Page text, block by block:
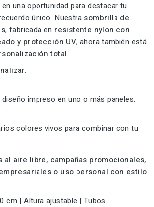
una oportunidad para destacar tu
único. Nuestra sombrilla de
, fabricada en resistente nylon con
y protección UV, ahora también está
total.
impreso en uno o más paneles.
colores vivos para combinar con tu
al aire libre, campañas promocionales,
o uso personal con estilo
cm | Altura ajustable | Tubos